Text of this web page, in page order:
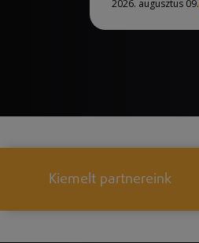
2026. augusztus 09.
Kiemelt partnereink